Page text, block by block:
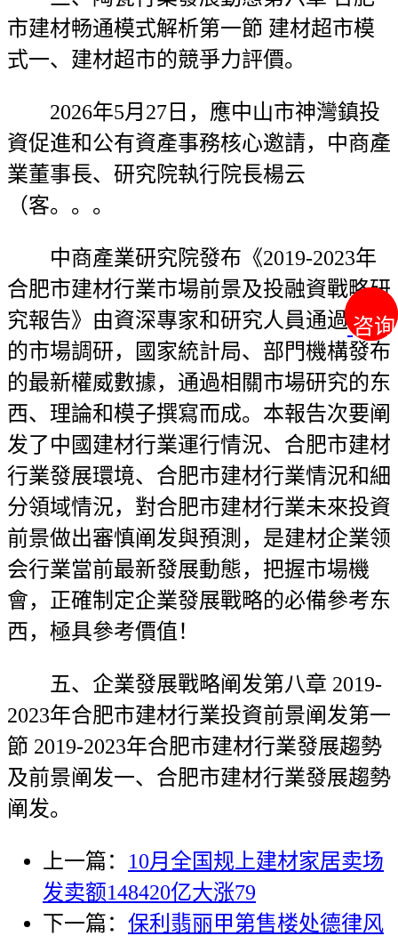
咨询
咨询
市建材畅通模式解析第一節 建材超市模
式一、建材超市的競爭力評價。
2026年5月27日，應中山市神灣鎮投
資促進和公有資產事務核心邀請，中商產
業董事長、研究院執行院長楊云
（客。。。
中商產業研究院發布《2019-2023年
合肥市建材行業市場前景及投融資戰略研
究報告》由資深專家和研究人員通過缜密
的市場調研，國家統計局、部門機構發布
的最新權威數據，通過相關市場研究的东
西、理論和模子撰寫而成。本報告次要阐
发了中國建材行業運行情況、合肥市建材
行業發展環境、合肥市建材行業情況和細
分領域情況，對合肥市建材行業未來投資
前景做出審慎阐发與預測，是建材企業领
会行業當前最新發展動態，把握市場機
會，正確制定企業發展戰略的必備參考东
西，極具參考價值！
五、企業發展戰略阐发第八章 2019-
2023年合肥市建材行業投資前景阐发第一
節 2019-2023年合肥市建材行業發展趨勢
及前景阐发一、合肥市建材行業發展趨勢
阐发。
上一篇： 10月全国规上建材家居卖场
发卖额148420亿大涨79
下一篇： 保利翡丽甲第售楼处德律风